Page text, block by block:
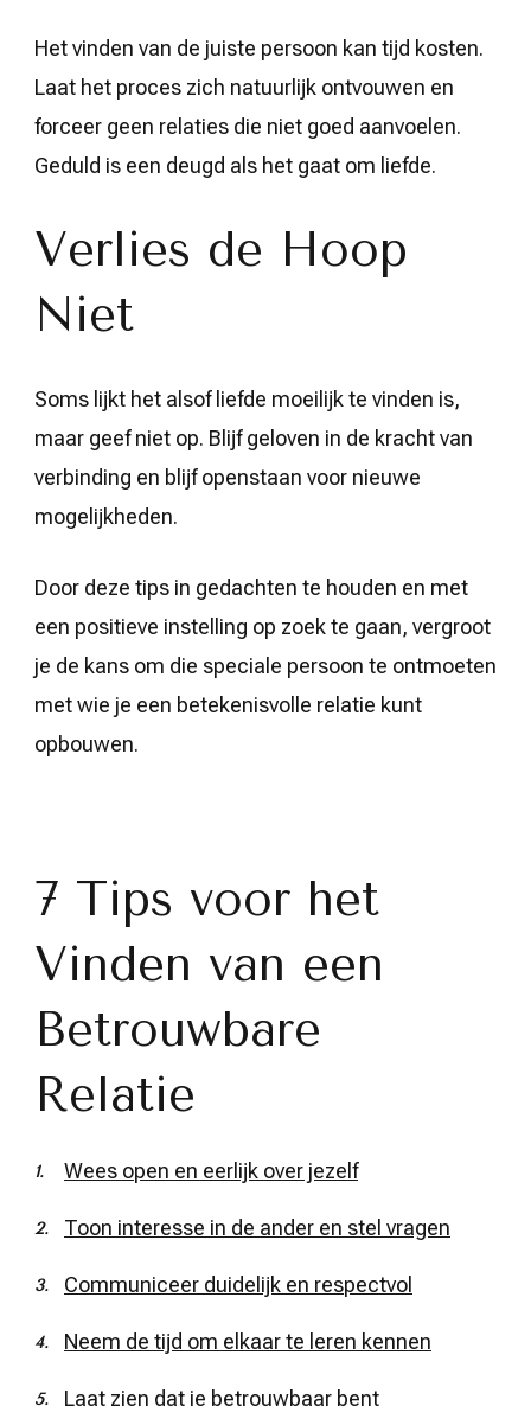
Het vinden van de juiste persoon kan tijd kosten.
Laat het proces zich natuurlijk ontvouwen en
forceer geen relaties die niet goed aanvoelen.
Geduld is een deugd als het gaat om liefde.
Verlies de Hoop
Niet
Soms lijkt het alsof liefde moeilijk te vinden is,
maar geef niet op. Blijf geloven in de kracht van
verbinding en blijf openstaan voor nieuwe
mogelijkheden.
Door deze tips in gedachten te houden en met
een positieve instelling op zoek te gaan, vergroot
je de kans om die speciale persoon te ontmoeten
met wie je een betekenisvolle relatie kunt
opbouwen.
7 Tips voor het
Vinden van een
Betrouwbare
Relatie
Wees open en eerlijk over jezelf
Toon interesse in de ander en stel vragen
Communiceer duidelijk en respectvol
Neem de tijd om elkaar te leren kennen
Laat zien dat je betrouwbaar bent